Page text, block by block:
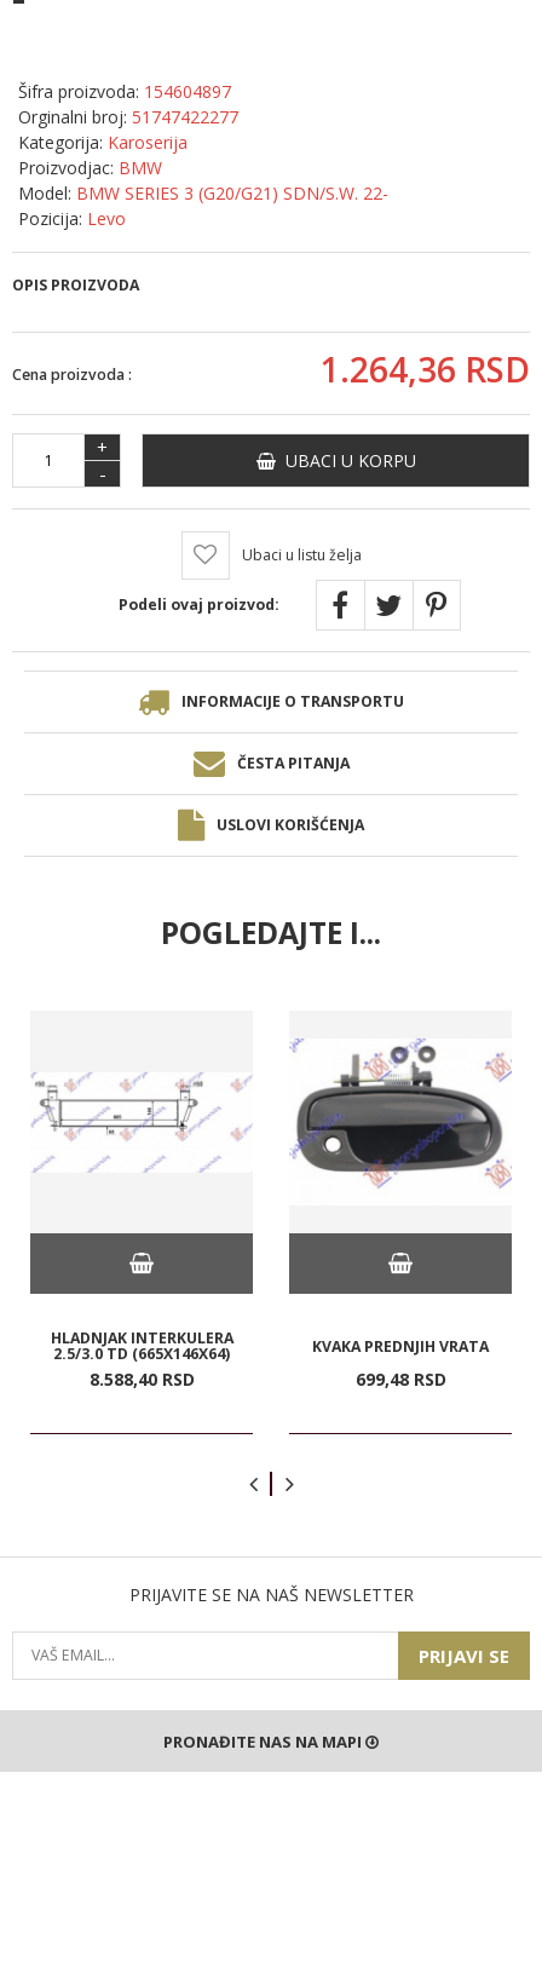
Šifra proizvoda: 154604897
Orginalni broj: 51747422277
Kategorija: Karoserija
Proizvodjac: BMW
Model: BMW SERIES 3 (G20/G21) SDN/S.W. 22-
Pozicija: Levo
OPIS PROIZVODA
Cena proizvoda : 1.264,36 RSD
+
-
UBACI U KORPU
Ubaci u listu želja
Podeli ovaj proizvod:
INFORMACIJE O TRANSPORTU
ČESTA PITANJA
USLOVI KORIŠĆENJA
POGLEDAJTE I...
HLADNJAK INTERKULERA
2.5/3.0 TD (665X146X64)
8.588,40 RSD
KVAKA PREDNJIH VRATA
699,48 RSD
PRIJAVITE SE NA NAŠ NEWSLETTER
PRIJAVI SE
PRONAĐITE NAS NA MAPI